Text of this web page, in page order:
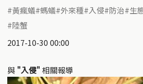
黃瘋蟻 螞蟻 外來種 入侵 防治 生
陸蟹
2017-10-30 00:00
與 "入侵" 相關報導